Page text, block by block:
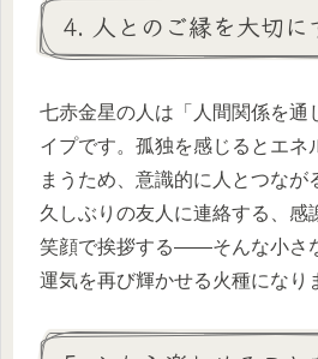
4. 人とのご縁を大切に
七赤金星の人は「人間関係を通
イプです。孤独を感じるとエネ
まうため、意識的に人とつなが
久しぶりの友人に連絡する、感
笑顔で挨拶する――そんな小さ
運気を再び輝かせる火種になり